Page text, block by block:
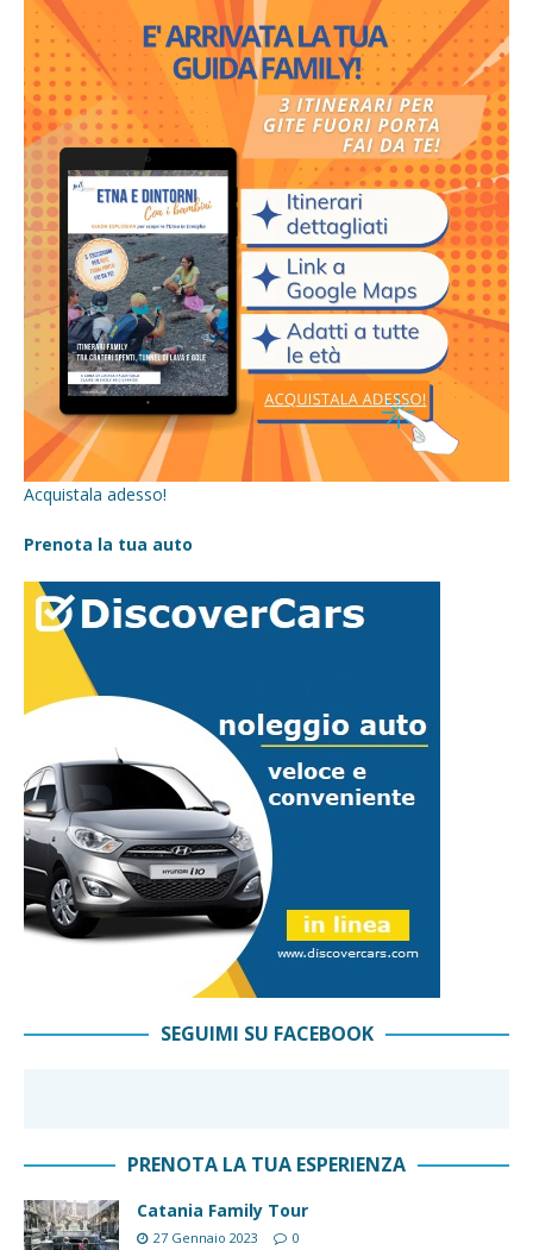
Acquistala adesso!
Prenota la tua auto
SEGUIMI SU FACEBOOK
PRENOTA LA TUA ESPERIENZA
Catania Family Tour
27 Gennaio 2023 0